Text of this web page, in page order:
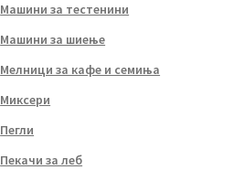
Машини за тестенини
Машини за шиење
Мелници за кафе и семиња
Миксери
Пегли
Пекачи за леб